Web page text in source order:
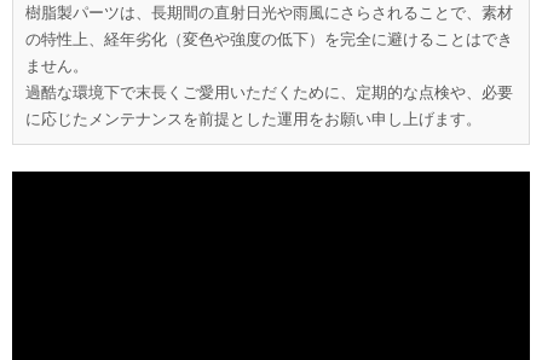
樹脂製パーツは、長期間の直射日光や雨風にさらされることで、素材
の特性上、経年劣化（変色や強度の低下）を完全に避けることはでき
ません。
過酷な環境下で末長くご愛用いただくために、定期的な点検や、必要
に応じたメンテナンスを前提とした運用をお願い申し上げます。